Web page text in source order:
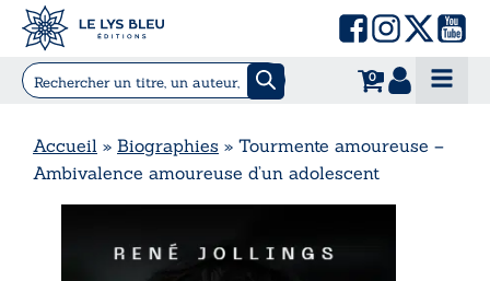
0
Accueil » Biographies » Tourmente amoureuse –
Ambivalence amoureuse d’un adolescent